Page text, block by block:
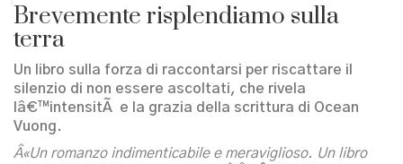
Brevemente risplendiamo sulla
terra
Un libro sulla forza di raccontarsi per riscattare il
silenzio di non essere ascoltati, che rivela
lâ€™intensitÃ e la grazia della scrittura di Ocean
Vuong.
Â«Un romanzo indimenticabile e meraviglioso. Un libro